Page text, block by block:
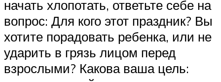
начать хлопотать, ответьте себе на
вопрос: Для кого этот праздник? Вы
хотите порадовать ребенка, или не
ударить в грязь лицом перед
взрослыми? Какова ваша цель: